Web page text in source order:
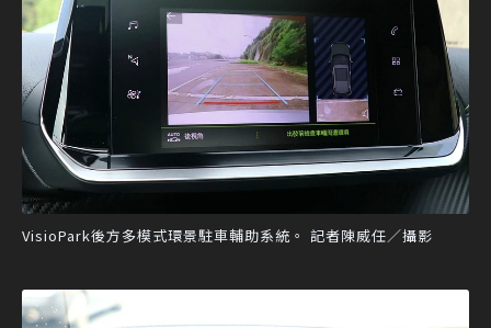
VisioPark後方多模式環景駐車輔助系統。 記者陳威任／攝影